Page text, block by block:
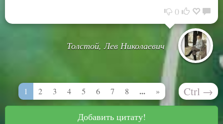
0
Толстой, Лев Николаевич
1 2 3 4 5 6 7 8 ... » Ctrl →
Добавить цитату!